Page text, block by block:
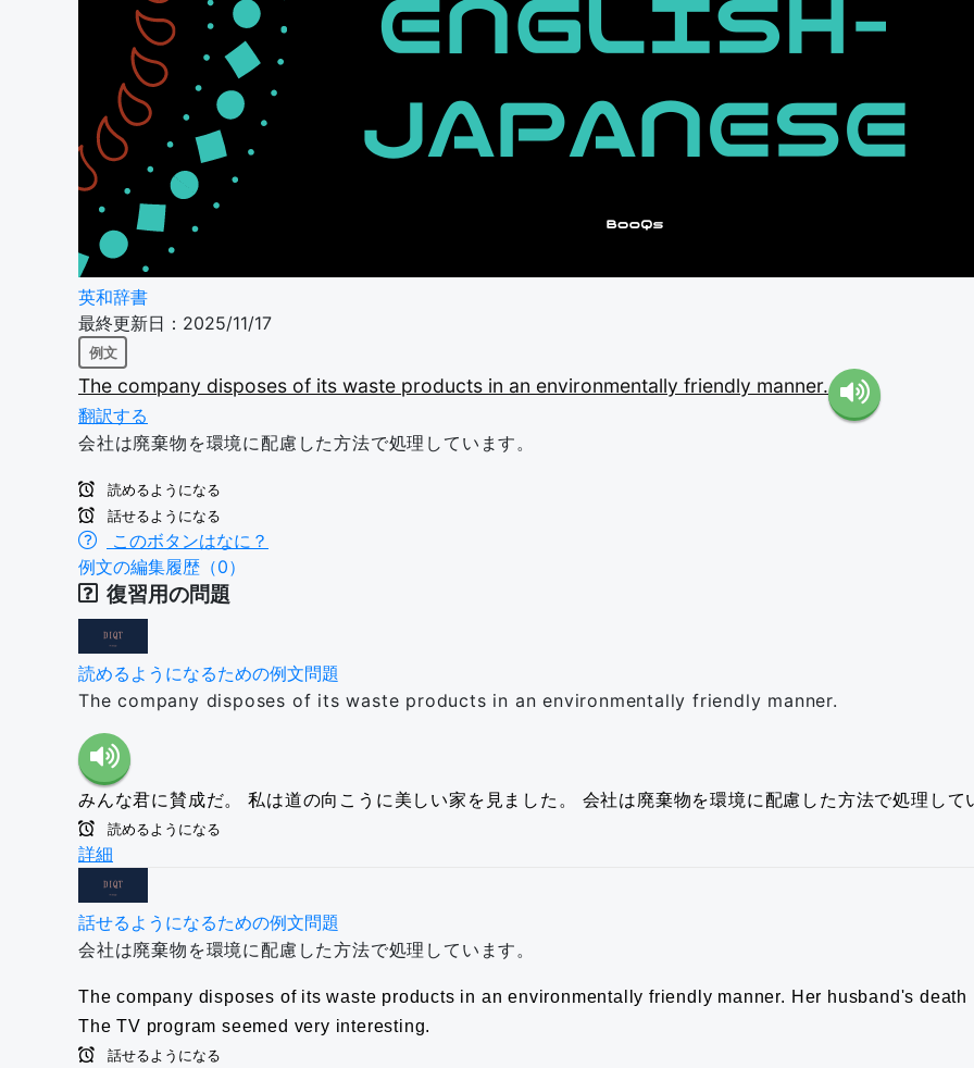
英和辞書
最終更新日：2025/11/17
例文
The company disposes of its waste products in an environmentally friendly manner.
翻訳する
会社は廃棄物を環境に配慮した方法で処理しています。
読めるようになる
話せるようになる
このボタンはなに？
例文の編集履歴（0）
復習用の問題
読めるようになるための例文問題
The company disposes of its waste products in an environmentally friendly manner.
みんな君に賛成だ。 私は道の向こうに美しい家を見ました。 会社は廃棄物を環境に配慮した方法で処理して
読めるようになる
詳細
話せるようになるための例文問題
会社は廃棄物を環境に配慮した方法で処理しています。
The company disposes of its waste products in an environmentally friendly manner. Her husband's
The TV program seemed very interesting.
話せるようになる